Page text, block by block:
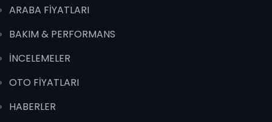
ARABA FİYATLARI
BAKIM & PERFORMANS
İNCELEMELER
OTO FİYATLARI
HABERLER